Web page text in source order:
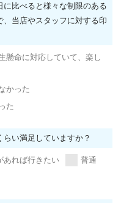
比べると様々な制限のある
当店やスタッフに対する印
懸命に対応していて、楽し
かった
た
い満足していますか？
あれば行きたい
普通